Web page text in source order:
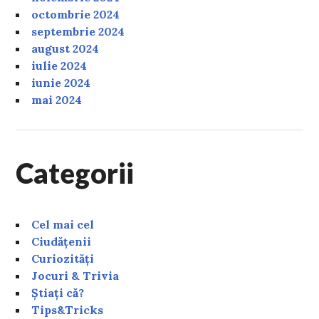
octombrie 2024
septembrie 2024
august 2024
iulie 2024
iunie 2024
mai 2024
Categorii
Cel mai cel
Ciudățenii
Curiozități
Jocuri & Trivia
Știați că?
Tips&Tricks